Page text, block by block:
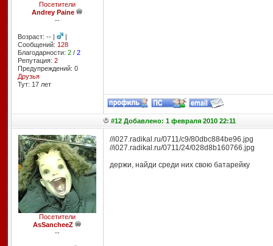
Посетители
Andrey Paine
--
Возраст: -- |
|
Сообщений: 128
Благодарности: 2/ 2
Репутация: 2
Предупреждений: 0
Друзья
Тут: 17 лет
#12 Добавлено: 1 февраля 2010 22:11
Посетители
AsSancheeZ
--
//i027.radikal.ru/0711/c9/80dbc884be96.jpg
//i027.radikal.ru/0711/24/028d8b160766.jpg
держи, найди среди них свою батарейку